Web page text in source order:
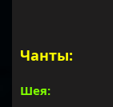
Чанты:
Шея: